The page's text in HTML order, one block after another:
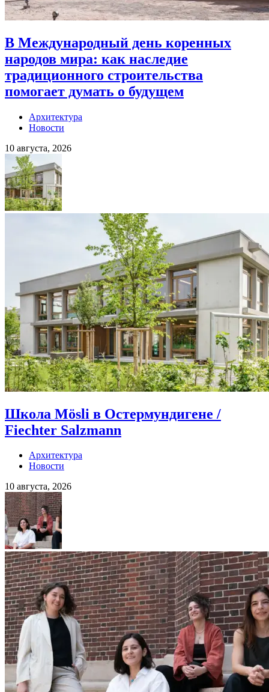
В Международный день коренных
народов мира: как наследие
традиционного строительства
помогает думать о будущем
Архитектура
Новости
10 августа, 2026
Школа Mösli в Остермундигене /
Fiechter Salzmann
Архитектура
Новости
10 августа, 2026